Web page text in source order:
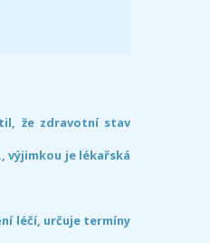
že zdravotní stav
je lékařská
léčí, určuje termíny